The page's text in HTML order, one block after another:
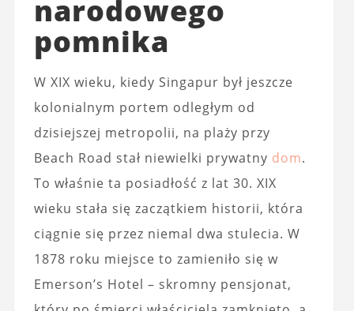
narodowego
pomnika
W XIX wieku, kiedy Singapur był jeszcze
kolonialnym portem odległym od
dzisiejszej metropolii, na plaży przy
Beach Road stał niewielki prywatny dom.
To właśnie ta posiadłość z lat 30. XIX
wieku stała się zaczątkiem historii, która
ciągnie się przez niemal dwa stulecia. W
1878 roku miejsce to zamieniło się w
Emerson’s Hotel – skromny pensjonat,